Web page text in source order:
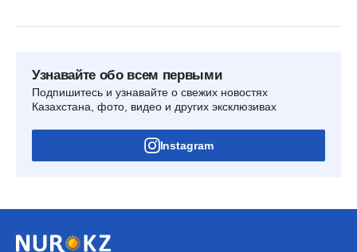
Узнавайте обо всем первыми
Подпишитесь и узнавайте о свежих новостях
Казахстана, фото, видео и других эксклюзивах
Instagram